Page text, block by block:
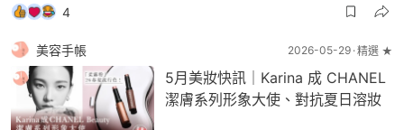
4
美容手帳 2026-05-29 精選 ★
5月美妝快訊｜Karina 成 CHANEL
潔膚系列形象大使、對抗夏日溶妝